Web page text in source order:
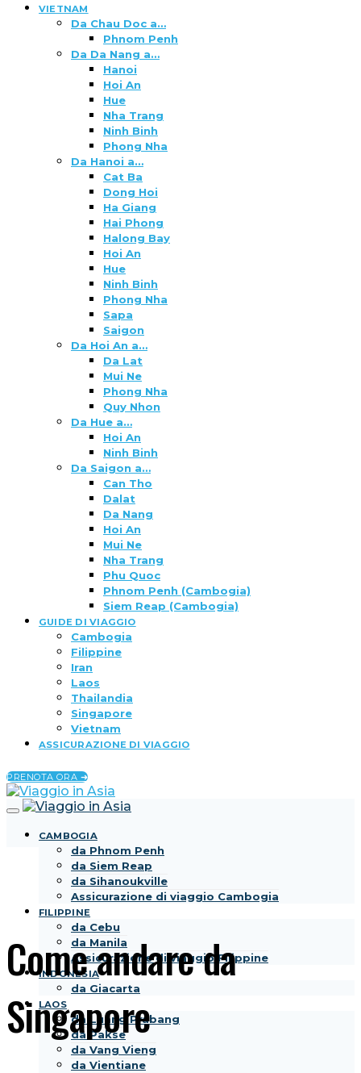
VIETNAM
Da Chau Doc a…
Phnom Penh
Da Da Nang a…
Hanoi
Hoi An
Hue
Nha Trang
Ninh Binh
Phong Nha
Da Hanoi a…
Cat Ba
Dong Hoi
Ha Giang
Hai Phong
Halong Bay
Hoi An
Hue
Ninh Binh
Phong Nha
Sapa
Saigon
Da Hoi An a…
Da Lat
Mui Ne
Phong Nha
Quy Nhon
Da Hue a…
Hoi An
Ninh Binh
Da Saigon a…
Can Tho
Dalat
Da Nang
Hoi An
Mui Ne
Nha Trang
Phu Quoc
Phnom Penh (Cambogia)
Siem Reap (Cambogia)
GUIDE DI VIAGGIO
Cambogia
Filippine
Iran
Laos
Thailandia
Singapore
Vietnam
ASSICURAZIONE DI VIAGGIO
PRENOTA ORA ➜
CAMBOGIA
da Phnom Penh
da Siem Reap
da Sihanoukville
Assicurazione di viaggio Cambogia
FILIPPINE
da Cebu
da Manila
Assicurazione di viaggio Filippine
INDONESIA
da Giacarta
LAOS
da Luang Prabang
da Pakse
da Vang Vieng
da Vientiane
Come andare da
Singapore